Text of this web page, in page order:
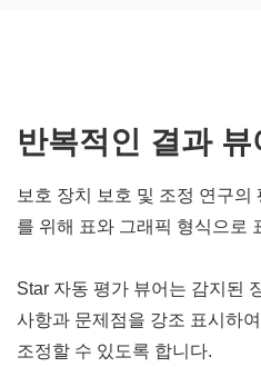
반복적인 결과 뷰
보호 장치 보호 및 조정 연구
를 위해 표와 그래픽 형식으로
Star 자동 평가 뷰어는 감지된
사항과 문제점을 강조 표시하
조정할 수 있도록 합니다.